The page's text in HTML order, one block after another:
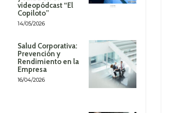
videopódcast “El
Copiloto”
14/05/2026
Salud Corporativa:
Prevención y
Rendimiento en la
Empresa
16/04/2026